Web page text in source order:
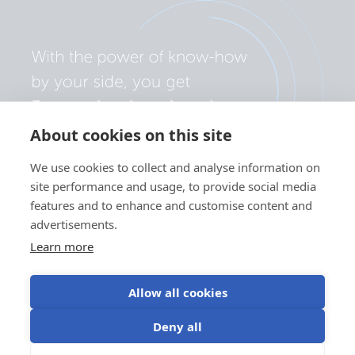
About cookies on this site
We use cookies to collect and analyse information on
site performance and usage, to provide social media
features and to enhance and customise content and
advertisements.
Learn more
Allow all cookies
Deny all
SmartSolar MPPT 250-85-MC4 VE.Can.PT04
SmartSolar MPPT 250-85-MC4 VE.Can.PT05
SmartSolar MPPT 250-85-MC4 VE.Can.PT06
SmartSolar MPPT 250-85-MC4 VE.Can.PT07
SmartSolar MPPT 250-85-MC4 VE.Can.PT08
SmartSolar MPPT 250-85-Tr VE.Can.PT01
SmartSolar MPPT 250-85-Tr VE.Can.PT03
SmartSolar MPPT 250-85-Tr VE.Can.PT04
Personvernserklæring
Bruk av informasjonskapslerVilkår for bruk